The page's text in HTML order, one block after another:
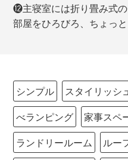
⓬主寝室には折り畳み式
部屋をひろびろ、ちょっと
シンプル スタイリッシュ
べランピング
家事スペ
ランドリールーム
ルー